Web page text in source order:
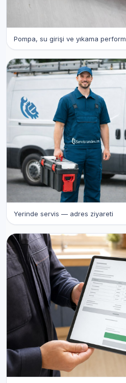
Pompa, su girişi ve yıkama
Yerinde servis — adres ziyareti